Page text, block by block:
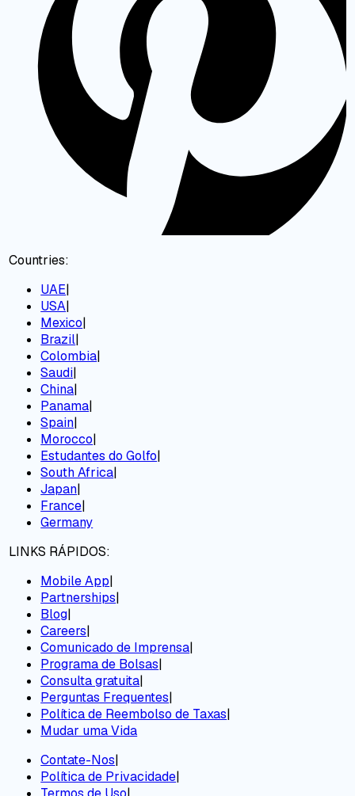
Countries:
UAE|
USA|
Mexico|
Brazil|
Colombia|
Saudi|
China|
Panama|
Spain|
Morocco|
Estudantes do Golfo|
South Africa|
Japan|
France|
Germany
LINKS RÁPIDOS:
Mobile App|
Partnerships|
Blog|
Careers|
Comunicado de Imprensa|
Programa de Bolsas|
Consulta gratuita|
Perguntas Frequentes|
Política de Reembolso de Taxas|
Mudar uma Vida
Contate-Nos|
Política de Privacidade|